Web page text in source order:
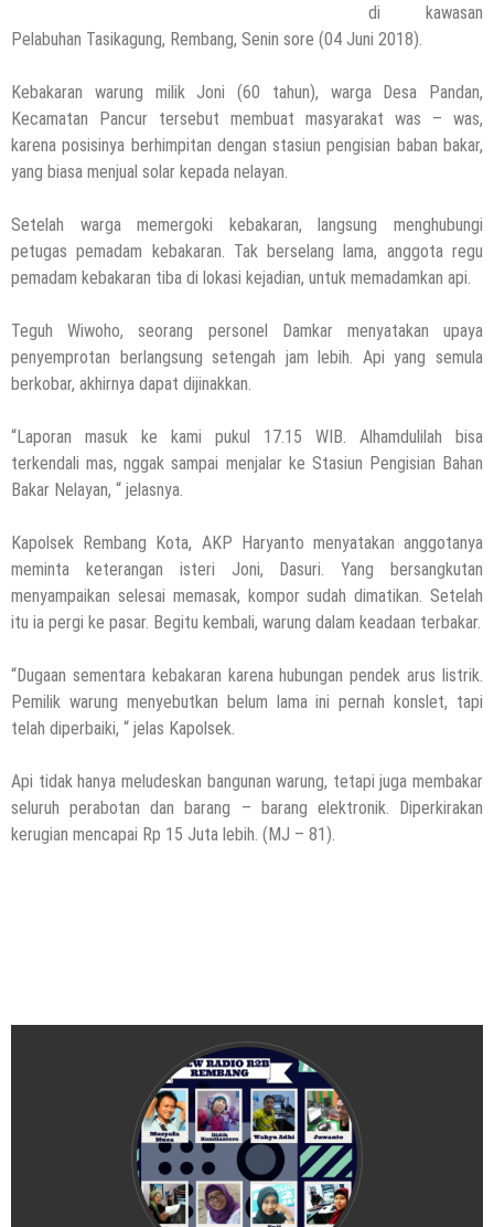
di kawasan
Pelabuhan Tasikagung, Rembang, Senin sore (04 Juni 2018).
Kebakaran warung milik Joni (60 tahun), warga Desa Pandan,
Kecamatan Pancur tersebut membuat masyarakat was – was,
karena posisinya berhimpitan dengan stasiun pengisian baban bakar,
yang biasa menjual solar kepada nelayan.
Setelah warga memergoki kebakaran, langsung menghubungi
petugas pemadam kebakaran. Tak berselang lama, anggota regu
pemadam kebakaran tiba di lokasi kejadian, untuk memadamkan api.
Teguh Wiwoho, seorang personel Damkar menyatakan upaya
penyemprotan berlangsung setengah jam lebih. Api yang semula
berkobar, akhirnya dapat dijinakkan.
“Laporan masuk ke kami pukul 17.15 WIB. Alhamdulilah bisa
terkendali mas, nggak sampai menjalar ke Stasiun Pengisian Bahan
Bakar Nelayan, “ jelasnya.
Kapolsek Rembang Kota, AKP Haryanto menyatakan anggotanya
meminta keterangan isteri Joni, Dasuri. Yang bersangkutan
menyampaikan selesai memasak, kompor sudah dimatikan. Setelah
itu ia pergi ke pasar. Begitu kembali, warung dalam keadaan terbakar.
“Dugaan sementara kebakaran karena hubungan pendek arus listrik.
Pemilik warung menyebutkan belum lama ini pernah konslet, tapi
telah diperbaiki, “ jelas Kapolsek.
Api tidak hanya meludeskan bangunan warung, tetapi juga membakar
seluruh perabotan dan barang – barang elektronik. Diperkirakan
kerugian mencapai Rp 15 Juta lebih. (MJ – 81).